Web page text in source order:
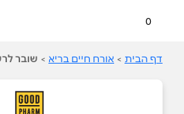
0
דף הבית > אורח חיים בריא > שובר